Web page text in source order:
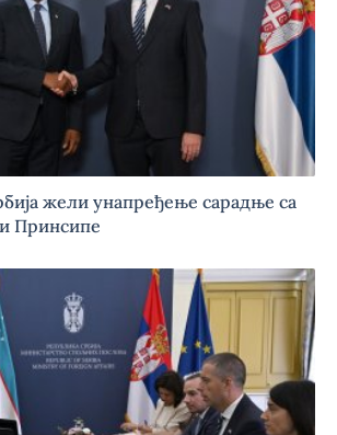
жели унапређење сарадње са
Принсипе